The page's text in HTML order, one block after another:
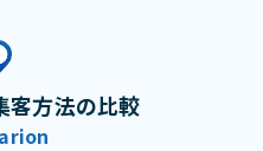
客方法の比較